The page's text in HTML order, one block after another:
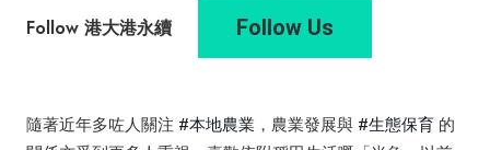
Follow 港大港永續 Follow Us
隨著近年多咗人關注 #本地農業 ，農業發展與 #生態保育 的